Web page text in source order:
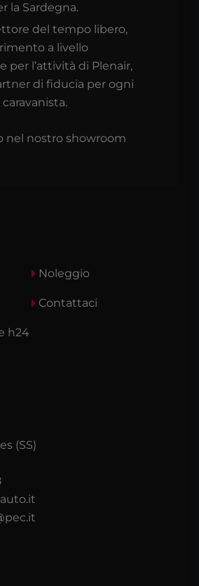
la Sardegna.
del tempo libero,
a livello
per l’attività di Plenair,
di fiducia per ogni
nel nostro showroom
Noleggio
Contattaci
h24
(SS)